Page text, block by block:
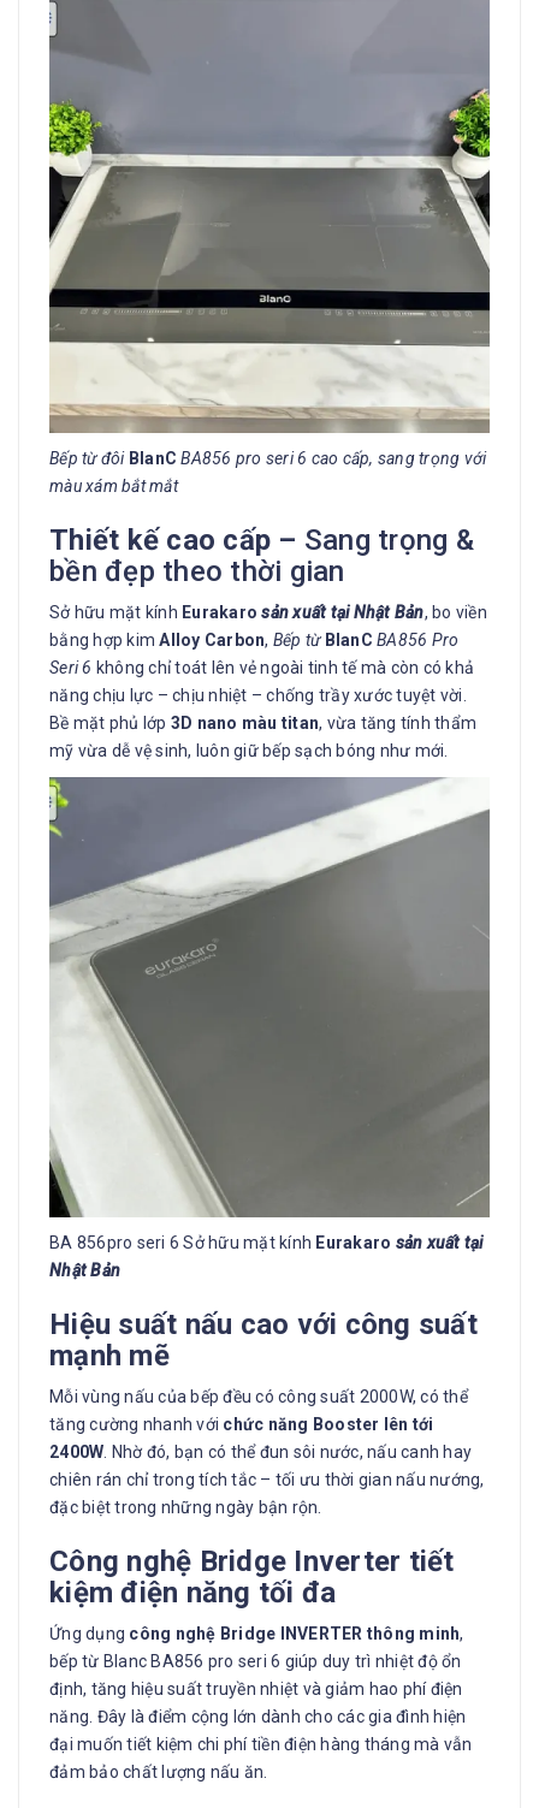
Bếp từ đôi BlanC BA856 pro seri 6 cao cấp, sang trọng với
màu xám bắt mắt
Thiết kế cao cấp – Sang trọng &
bền đẹp theo thời gian
Sở hữu mặt kính Eurakaro sản xuất tại Nhật Bản, bo viền
bằng hợp kimAlloy Carbon, Bếp từ BlanC BA856 Pro
Seri 6 không chỉ toát lên vẻ ngoài tinh tế mà còn có khả
năng chịu lực – chịu nhiệt – chống trầy xước tuyệt vời.
Bề mặt phủ lớp 3D nano màu titan, vừa tăng tính thẩm
mỹ vừa dễ vệ sinh, luôn giữ bếp sạch bóng như mới.
BA 856pro seri 6 Sở hữu mặt kính Eurakaro sản xuất tại
Nhật Bản
Hiệu suất nấu cao với công suất
mạnh mẽ
Mỗi vùng nấu của bếp đều có công suất 2000W, có thể
tăng cường nhanh với chức năng Booster lên tới
2400W . Nhờ đó, bạn có thể đun sôi nước, nấu canh hay
chiên rán chỉ trong tích tắc – tối ưu thời gian nấu nướng,
đặc biệt trong những ngày bận rộn.
Công nghệ Bridge Inverter tiết
kiệm điện năng tối đa
Ứng dụng công nghệ Bridge INVERTER thông minh,
bếp từ Blanc BA856 pro seri 6 giúp duy trì nhiệt độ ổn
định, tăng hiệu suất truyền nhiệt và giảm hao phí điện
năng. Đây là điểm cộng lớn dành cho các gia đình hiện
đại muốn tiết kiệm chi phí tiền điện hàng tháng mà vẫn
đảm bảo chất lượng nấu ăn.